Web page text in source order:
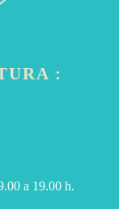
:
a 19.00 h.